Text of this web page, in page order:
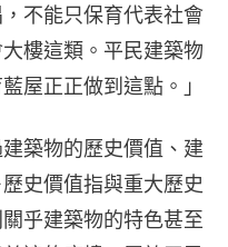
不能只保育代表社會
樓這類。平民建築物
屋正正做到這點。」
築物的歷史價值、建
史價值指與重大歷史
乎建築物的特色甚至